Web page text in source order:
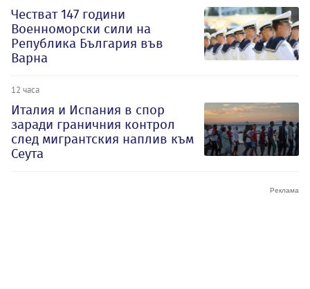
Честват 147 години
Военноморски сили на
Република България във
Варна
12 часа
Италия и Испания в спор
заради граничния контрол
след мигрантския наплив към
Сеута